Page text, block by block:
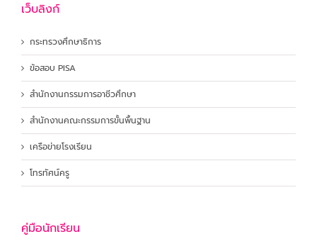
เว็บลิงก์
กระทรวงศึกษาธิการ
ข้อสอบ PISA
สำนักงานกรรมการอาชีวศึกษา
สำนักงานคณะกรรมการขั้นพื้นฐาน
เครือข่ายโรงเรียน
โทรทัศน์ครู
คู่มือนักเรียน